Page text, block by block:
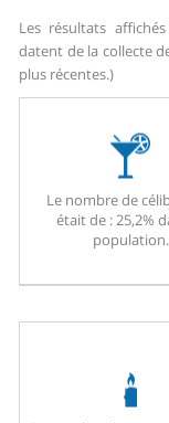
Les résultats
datent de la collecte
plus récentes.)
Le nombre de
était de : 25,2%
population.